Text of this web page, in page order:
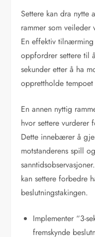
Settere kan dra nytte
rammer som veileder
En effektiv tilnærming
oppfordrer settere til
sekunder etter å ha
opprettholde tempoet
En annen nyttig
hvor settere vurderer
Dette innebærer å
motstanderens spill
kan settere forbedre
beslutningstakingen.
Implementer “3-
fremskynde